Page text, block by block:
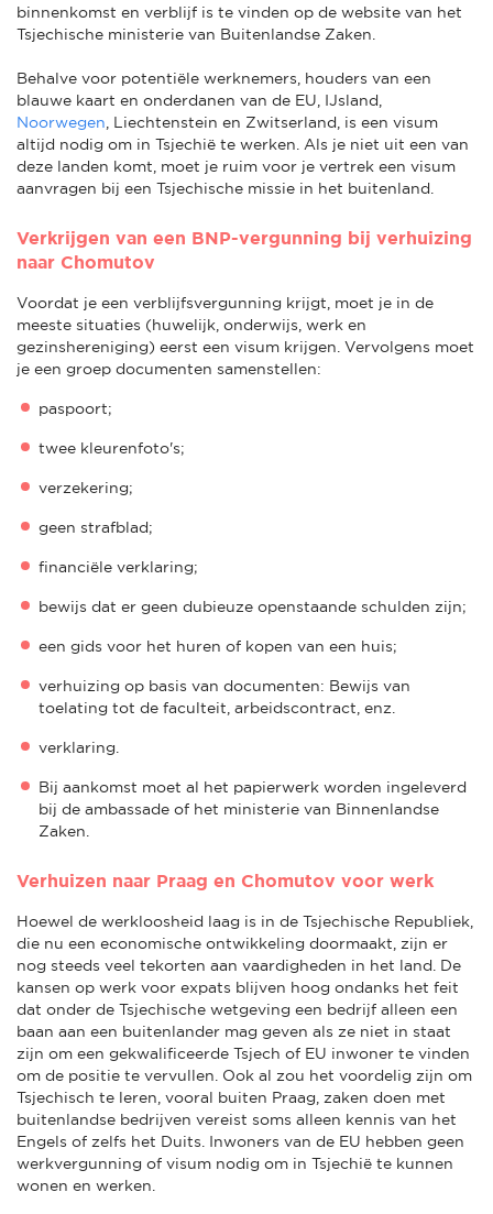
binnenkomst en verblijf is te vinden op de website van het
Tsjechische ministerie van Buitenlandse Zaken.
Behalve voor potentiële werknemers, houders van een
blauwe kaart en onderdanen van de EU, IJsland,
Noorwegen , Liechtenstein en Zwitserland, is een visum
altijd nodig om in Tsjechië te werken. Als je niet uit een van
deze landen komt, moet je ruim voor je vertrek een visum
aanvragen bij een Tsjechische missie in het buitenland.
Verkrijgen van een BNP-vergunning bij verhuizing
naar Chomutov
Voordat je een verblijfsvergunning krijgt, moet je in de
meeste situaties (huwelijk, onderwijs, werk en
gezinshereniging) eerst een visum krijgen. Vervolgens moet
je een groep documenten samenstellen:
paspoort;
twee kleurenfoto's;
verzekering;
geen strafblad;
financiële verklaring;
bewijs dat er geen dubieuze openstaande schulden zijn;
een gids voor het huren of kopen van een huis;
verhuizing op basis van documenten: Bewijs van
toelating tot de faculteit, arbeidscontract, enz.
verklaring.
Bij aankomst moet al het papierwerk worden ingeleverd
bij de ambassade of het ministerie van Binnenlandse
Zaken.
Verhuizen naar Praag en Chomutov voor werk
Hoewel de werkloosheid laag is in de Tsjechische Republiek,
die nu een economische ontwikkeling doormaakt, zijn er
nog steeds veel tekorten aan vaardigheden in het land. De
kansen op werk voor expats blijven hoog ondanks het feit
dat onder de Tsjechische wetgeving een bedrijf alleen een
baan aan een buitenlander mag geven als ze niet in staat
zijn om een gekwalificeerde Tsjech of EU inwoner te vinden
om de positie te vervullen. Ook al zou het voordelig zijn om
Tsjechisch te leren, vooral buiten Praag, zaken doen met
buitenlandse bedrijven vereist soms alleen kennis van het
Engels of zelfs het Duits. Inwoners van de EU hebben geen
werkvergunning of visum nodig om in Tsjechië te kunnen
wonen en werken.